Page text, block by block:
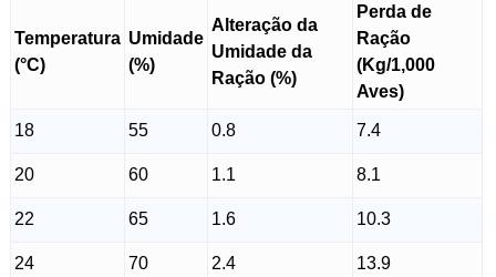
Temperatura
(°C)
Umidade
(%)
Alteração da
Umidade da
Ração (%)
Perda de
Ração
(Kg/1,000
Aves)
18 55 0.8 7.4
20 60 1.1 8.1
22 65 1.6 10.3
24 70 2.4 13.9